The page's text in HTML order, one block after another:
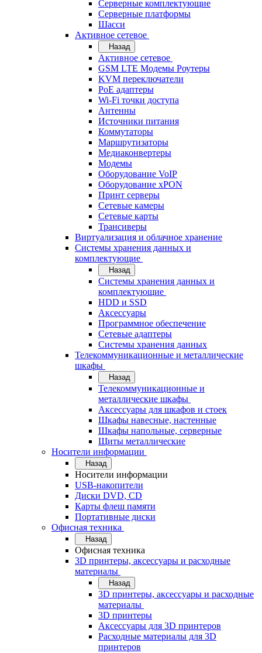
Серверные комплектующие
Серверные платформы
Шасси
Активное сетевое
Назад
Активное сетевое
GSM LTE Модемы Роутеры
KVM переключатели
PoE адаптеры
Wi-Fi точки доступа
Антенны
Источники питания
Коммутаторы
Маршрутизаторы
Медиаконвертеры
Модемы
Оборудование VoIP
Оборудование xPON
Принт серверы
Сетевые камеры
Сетевые карты
Трансиверы
Виртуализация и облачное хранение
Системы хранения данных и
комплектующие
Назад
Системы хранения данных и
комплектующие
HDD и SSD
Аксессуары
Программное обеспечение
Сетевые адаптеры
Системы хранения данных
Телекоммуникационные и металлические
шкафы
Назад
Телекоммуникационные и
металлические шкафы
Аксессуары для шкафов и стоек
Шкафы навесные, настенные
Шкафы напольные, серверные
Щиты металлические
Носители информации
Назад
Носители информации
USB-накопители
Диски DVD, CD
Карты флеш памяти
Портативные диски
Офисная техника
Назад
Офисная техника
3D принтеры, аксессуары и расходные
материалы
Назад
3D принтеры, аксессуары и расходные
материалы
3D принтеры
Аксессуары для 3D принтеров
Расходные материалы для 3D
принтеров